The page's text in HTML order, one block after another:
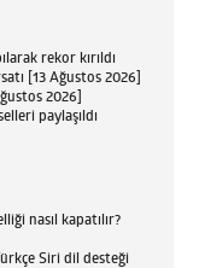
rekor kırıldı
[13 Ağustos 2026]
2026]
paylaşıldı
nasıl kapatılır?
Siri dil desteği